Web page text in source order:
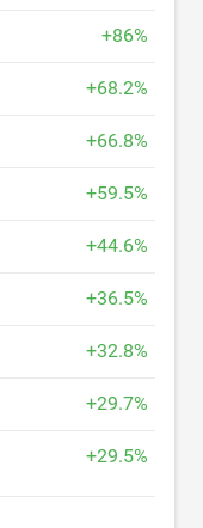
+86%
+68.2%
+66.8%
+59.5%
+44.6%
+36.5%
+32.8%
+29.7%
+29.5%